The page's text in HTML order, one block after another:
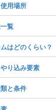
用場所
覧
はどのくらい？
り込み要素
と条件